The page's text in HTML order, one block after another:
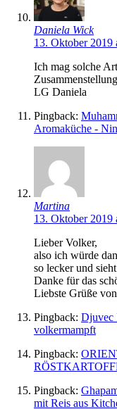
Daniela Wick
13. Oktober 2019
Ich mag solche
LG Daniela
Pingback:
Aromaküche -
Martina
13. Oktober 2019
Lieber Volker,
also ich würde
so lecker und
Danke für das
Liebste Grüße
Pingback: Djuvec
volkermampft
Pingback:
Pingback:
mit Reis aus